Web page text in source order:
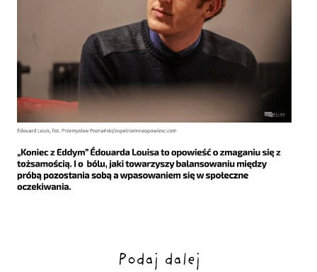
Podaj dalej